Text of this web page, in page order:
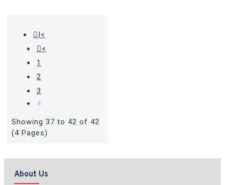
|<
<
1
2
3
4
Showing 37 to 42 of 42
(4 Pages)
About Us